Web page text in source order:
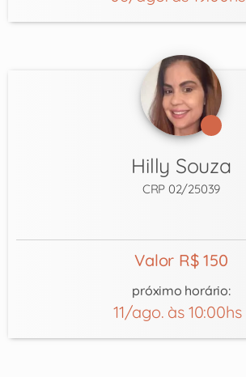
Hilly Souza
CRP 02/25039
Valor R$ 150
próximo horário:
11/ago. às 10:00hs